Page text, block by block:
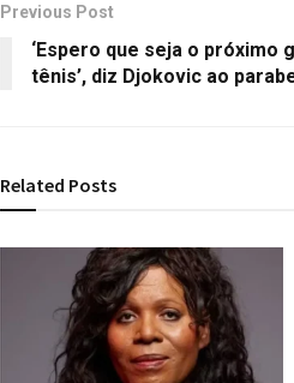
Previous Post
‘Espero que seja o próximo
tênis’, diz Djokovic ao
Related Posts